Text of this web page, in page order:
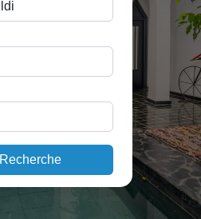
Recherche